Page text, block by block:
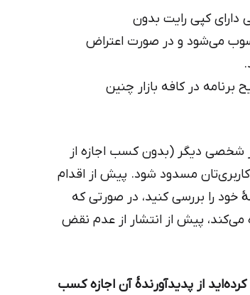
دارای کپی رایت بدون
می‌شود و در صورت اعتراض
در کافه بازار چنین
شخصی دیگر (بدون کسب اجازه از
مسدود شود. پیش از اقدام
خود را بررسی کنید، در صورتی که
می‌کند، پیش از انتشار از عدم نقض
از پدیدآورندهٔ آن اجازه کسب